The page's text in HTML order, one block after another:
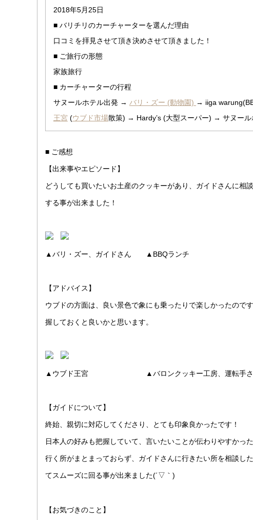
2018年5月25日
■ バリチリのカーチャーターを選んだ理由
口コミを拝見させて頂き決めさせて頂きました！
■ ご旅行の形態
家族旅行
■ カーチャーターの行程
サヌールホテル出発 → バリ・ズー (動物園) → iiga
王宮 (ウブド市場散策) → Hardy’s (大型スーパー) → サヌール
■ ご感想
【出来事やエピソード】
どうしても買いたいお土産のクッキーがあり、ガイドさんに
する事が出来ました！
▲バリ・ズー、ガイドさん ▲BBQランチ
【アドバイス】
ウブドの方面は、良い景色で象にも乗ったりで楽しかったので
握しておくと良いかと思います。
▲ウブド王宮 ▲バロンクッキー工房、運転手さ
【ガイドについて】
終始、親切に対応してくださり、とても印象良かったです！
日本人の好みも把握していて、言いたいことが伝わりやすかっ
行く所がまとまっておらず、ガイドさんに行きたい所を相談し
てスムーズに回る事が出来ました(´▽｀)
【お気づきのこと】